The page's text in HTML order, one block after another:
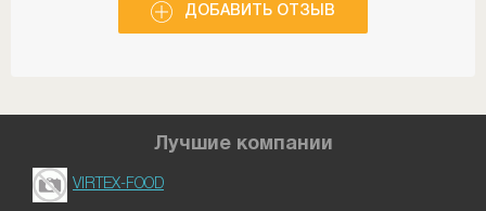
Я туда пришла главным бухгалтером, после
увольнения предыдущего. Потратила только время!!
ДОБАВИТЬ ОТЗЫВ
Лучшие компании
VIRTEX-FOOD